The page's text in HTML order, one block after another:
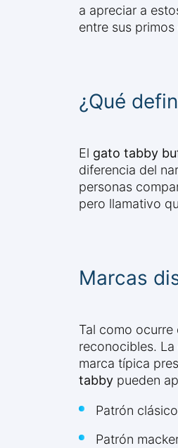
a apreciar a
entre sus
¿Qué
El gato tabby
diferencia del
personas
pero llamativo
Marcas
Tal como
reconocibles.
marca típica
tabby pueden
Patrón
Patrón